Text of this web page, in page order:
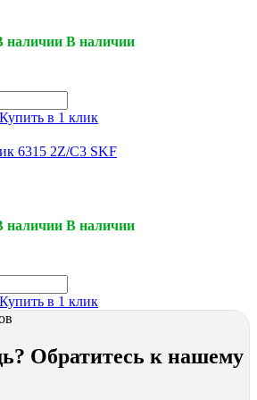
В наличии
Купить в 1 клик
6315 2Z/C3 SKF
В наличии
Купить в 1 клик
Обратитесь к нашему